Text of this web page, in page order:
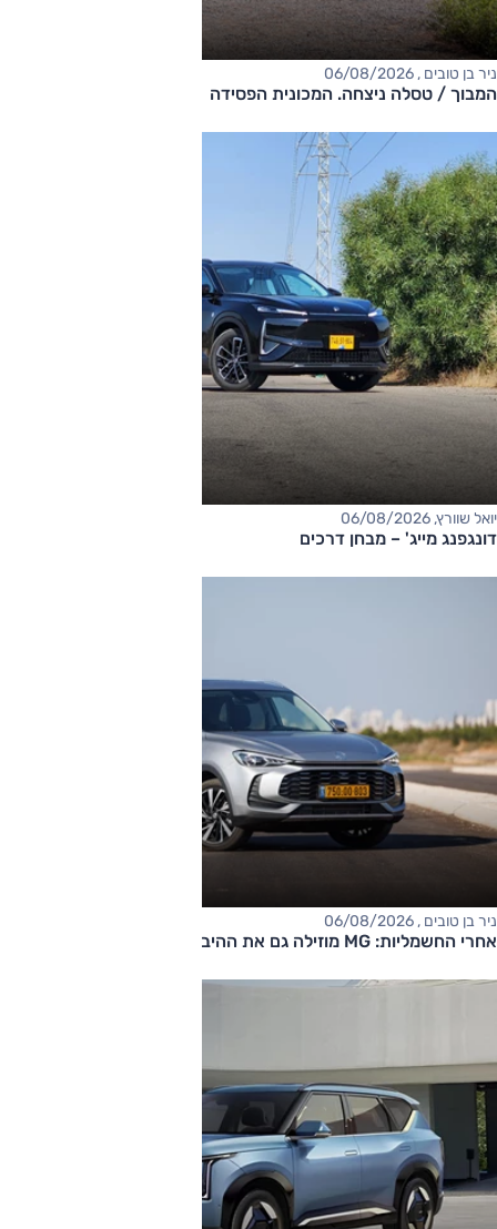
ניר בן טובים , 06/08/2026
המבוך / טסלה ניצחה. המכונית הפסידה
יואל שוורץ, 06/08/2026
דונגפנג מייג' – מבחן דרכים
ניר בן טובים , 06/08/2026
אחרי החשמליות: MG מוזילה גם את ההיברידיות